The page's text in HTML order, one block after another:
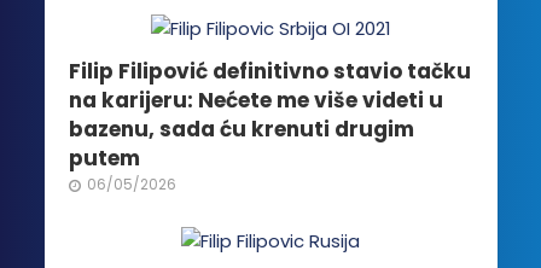
Filip Filipović definitivno stavio tačku
na karijeru: Nećete me više videti u
bazenu, sada ću krenuti drugim
putem
06/05/2026